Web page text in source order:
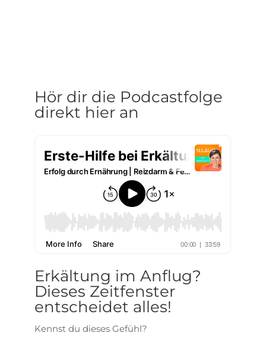
Hör dir die Podcastfolge
direkt hier an
Erkältung im Anflug?
Dieses Zeitfenster
entscheidet alles!
Kennst du dieses Gefühl?